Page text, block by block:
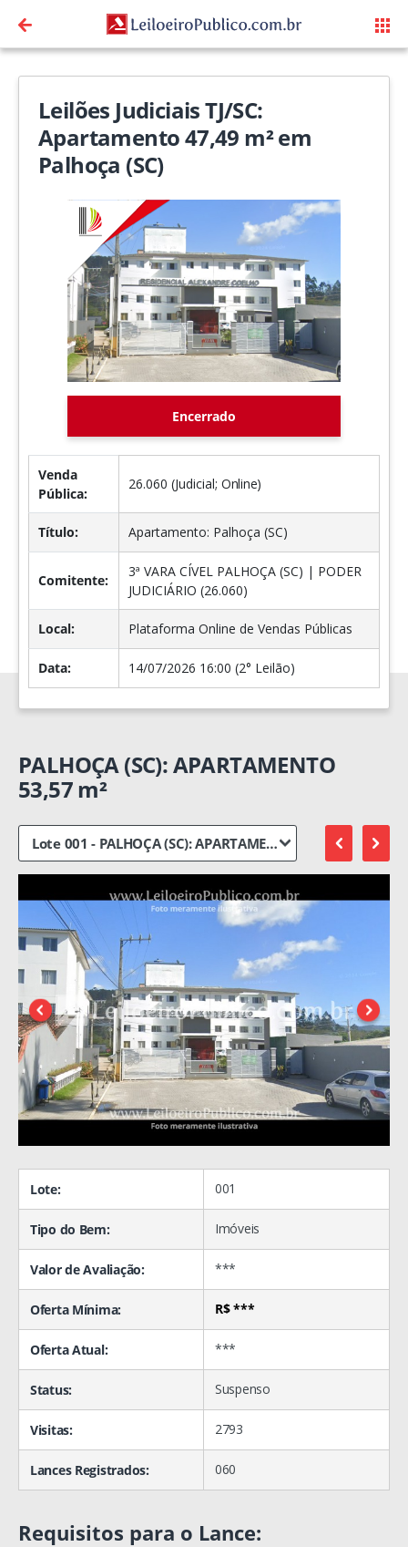
Leilões Judiciais TJ/SC:
Apartamento 47,49 m² em
Palhoça (SC)
Encerrado
Venda
Pública:
26.060 (Judicial; Online)
Título: Apartamento: Palhoça (SC)
Comitente:
3ª VARA CÍVEL PALHOÇA (SC) | PODER
JUDICIÁRIO (26.060)
Local: Plataforma Online de Vendas Públicas
Data: 14/07/2026 16:00 (2° Leilão)
PALHOÇA (SC): APARTAMENTO
53,57 m²
Lote: 001
Tipo do Bem: Imóveis
Valor de Avaliação: ***
Oferta Mínima: R$ ***
Oferta Atual: ***
Status: Suspenso
Visitas: 2793
Lances Registrados: 060
Requisitos para o Lance: